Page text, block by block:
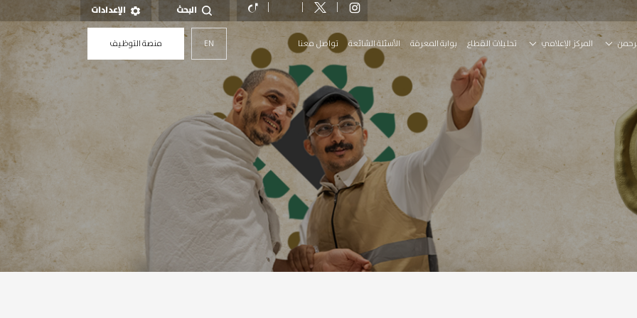
البحث الإعدادات
المركز الإعلامي تحليلات القطاع بوابة المعرفة الأسئلة الشائعة تواصل معنا EN منصة التوظيف